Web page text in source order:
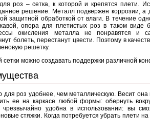
роз – сетка, к которой и крепятся плети.
решение. Металл подвержен коррозии, а
защитной обработкой от влаги. В течение
опора для плетистых роз в таком виде
окисления металла не понравятся и
болеть, перестанут цвести. Поэтому в
решетку.
можно создавать поддержки различной
для роз удобнее, чем металлическую. Весит она
ее на каркасе любой формы: обернуть
удобна в использовании: вы
стяжки. Когда потребуется убрать плети